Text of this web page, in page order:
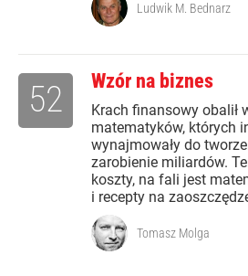
Ludwik M. Bednarz
Wzór na biznes
Krach finansowy obalił
matematyków, których
wynajmowały do
zarobienie miliardów.
koszty, na fali jest
i recepty na
52
Tomasz Molga